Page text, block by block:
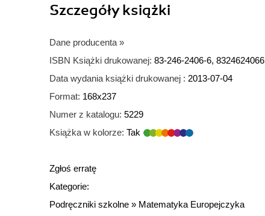
Szczegółyksiążki
Dane producenta »
ISBN Książki drukowanej: 83-246-2406-6, 8324624066
Data wydania książki drukowanej : 2013-07-04
Format: 168x237
Numer z katalogu: 5229
Książka w kolorze: Tak
Zgłoś erratę
Kategorie:
Podręczniki szkolne » Matematyka Europejczyka